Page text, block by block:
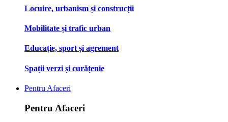
Locuire, urbanism și construcții
Mobilitate și trafic urban
Educație, sport și agrement
Spații verzi și curățenie
Pentru Afaceri
Pentru Afaceri